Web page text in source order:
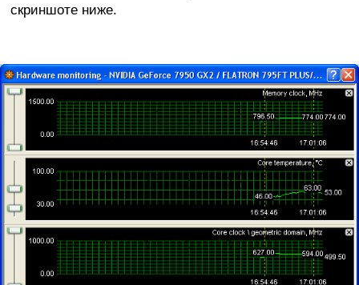
скриншоте ниже.